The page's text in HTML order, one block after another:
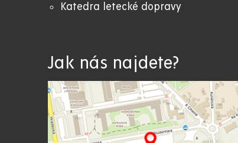
Katedra letecké dopravy
Jak nás najdete?